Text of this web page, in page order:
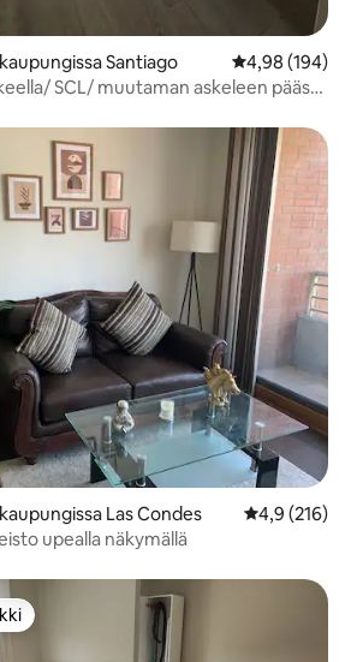
Santiago
4,98 (194)
SCL/ muutaman askeleen päässä
Las Condes
4,9 (216)
upealla näkymällä
parhaimmistoa